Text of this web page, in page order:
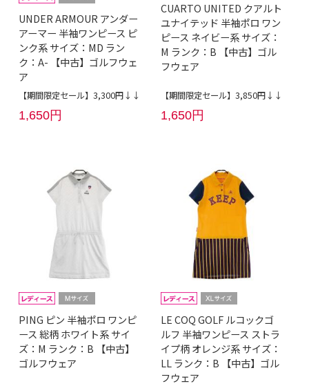
UNDER ARMOUR アンダー
アーマー 半袖ワンピース ピ
ンク系 サイズ：MD ラン
ク：A- 【中古】ゴルフウェ
ア
【期間限定セール】3,300円↓↓
1,650円
CUARTO UNITED クアルト
ユナイテッド 半袖ポロ ワン
ピース ネイビー系 サイズ：
M ランク：B 【中古】ゴル
フウェア
【期間限定セール】3,850円↓↓
1,650円
PING ピン 半袖ポロ ワンピ
ース 総柄 ホワイト系 サイ
ズ：M ランク：B 【中古】
ゴルフウェア
LE COQ GOLF ルコックゴ
ルフ 半袖ワンピース ストラ
イプ柄 オレンジ系 サイズ：
LL ランク：B 【中古】ゴル
フウェア